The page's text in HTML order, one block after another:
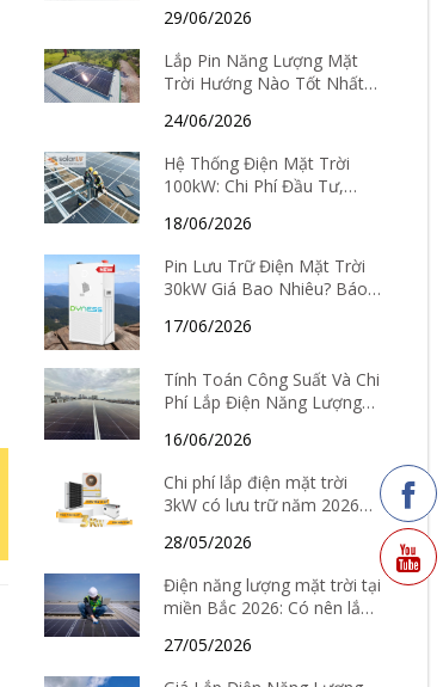
vốn
29/06/2026
Lắp Pin Năng Lượng Mặt
Trời Hướng Nào Tốt Nhất?
tỉnh thành
24/06/2026
Hệ Thống Điện Mặt Trời
100kW: Chi Phí Đầu Tư,
Gian Hoàn Vốn Chi Tiết
18/06/2026
Pin Lưu Trữ Điện Mặt Trời
30kW Giá Bao Nhiêu? Báo
Nghiệm Chọn Loại Tốt Nhất
17/06/2026
Tính Toán Công Suất Và Chi
Phí Lắp Điện Năng Lượng
Nhất 2026
16/06/2026
Chi phí lắp điện mặt trời
3kW có lưu trữ năm 2026
không?
28/05/2026
Điện năng lượng mặt trời tại
miền Bắc 2026: Có nên lắp
nhiêu và hiệu quả thực tế ra
sao?
27/05/2026